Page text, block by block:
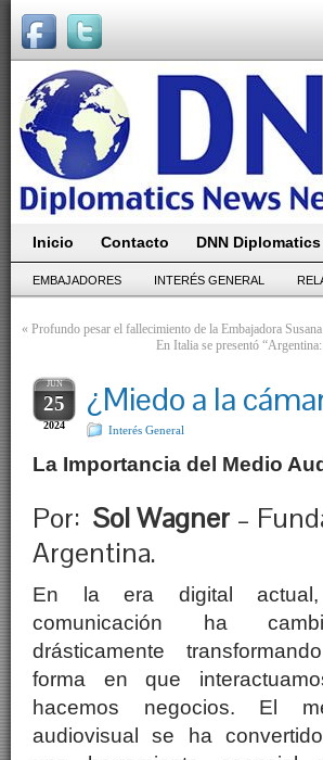
Inicio Contacto DNN
EMBAJADORES INTERÉS GENERAL
« Profundo pesar el fallecimiento de la Embajadora
En Italia se presentó
JUN
25
2024
¿Miedo a la
Interés General
La Importancia del Medio
Por: Sol Wagner –
Argentina.
En la era digital
comunicación ha
drásticamente
forma en que
hacemos negocios. El
audiovisual se ha